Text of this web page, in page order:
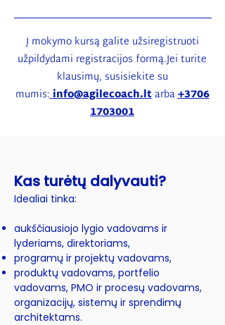
Į mokymo kursą galite užsiregistruoti
užpildydami registracijos formą.Jei turite
klausimų, susisiekite su
mumis:info@agilecoach.ltarba+3706
1703001
Kas turėtų dalyvauti?
Idealiai tinka:
aukščiausiojo lygio vadovams ir
lyderiams, direktoriams,
programų ir projektų vadovams,
produktų vadovams, portfelio
vadovams, PMO ir procesų vadovams,
organizacijų, sistemų ir sprendimų
architektams.